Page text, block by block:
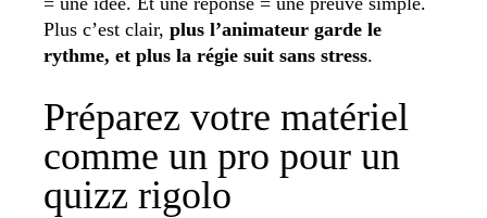
Plus c’est clair, plus l’animateur garde le
rythme, et plus la régie suit sans stress.
Préparez votre matériel
comme un pro pour un
quizz rigolo